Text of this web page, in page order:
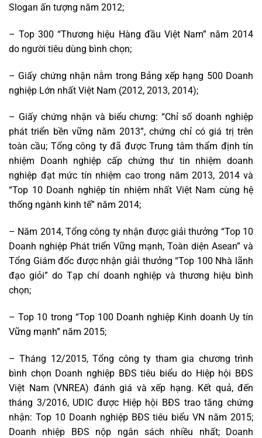
Slogan ấn tượng năm 2012;
– Top 300 “Thương hiệu Hàng đầu Việt Nam” năm 2014
do người tiêu dùng bình chọn;
– Giấy chứng nhận nằm trong Bảng xếp hạng 500 Doanh
nghiệp Lớn nhất Việt Nam (2012, 2013, 2014);
– Giấy chứng nhận và biểu chưng: “Chỉ số doanh nghiệp
phát triển bền vững năm 2013”, chứng chỉ có giá trị trên
toàn cầu; Tổng công ty đã được Trung tâm thẩm định tín
nhiệm Doanh nghiệp cấp chứng thư tin nhiệm doanh
nghiệp đạt mức tín nhiệm cao trong năm 2013, 2014 và
“Top 10 Doanh nghiệp tín nhiệm nhất Việt Nam cùng hệ
thống ngành kinh tế” năm 2014;
– Năm 2014, Tổng công ty nhận được giải thưởng “Top 10
Doanh nghiệp Phát triển Vững mạnh, Toàn diện Asean” và
Tổng Giám đốc được nhận giải thưởng “Top 100 Nhà lãnh
đạo giỏi” do Tạp chí doanh nghiệp và thương hiệu bình
chọn;
– Top 10 trong “Top 100 Doanh nghiệp Kinh doanh Uy tín
Vững mạnh” năm 2015;
– Tháng 12/2015, Tổng công ty tham gia chương trình
bình chọn Doanh nghiệp BĐS tiêu biểu do Hiệp hội BĐS
Việt Nam (VNREA) đánh giá và xếp hạng. Kết quả, đến
tháng 3/2016, UDIC được Hiệp hội BĐS trao tăng chứng
nhận: Top 10 Doanh nghiệp BĐS tiêu biểu VN năm 2015;
Doanh nhiệp BĐS nộp ngân sách nhiều nhất; Doanh